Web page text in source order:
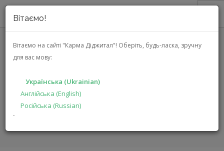
Вітаємо!
Вітаємо на сайті "Карма Діджитал"! Оберіть, будь-ласка, зручну
для вас мову:
Українська (Ukrainian)
Англійська (English)
Російська (Russian)
`
ПРО НАС
АКЦІЇ
РІШЕННЯ
ВИРОБНИКАМ
ГОЛОВНА КАТАЛОГ